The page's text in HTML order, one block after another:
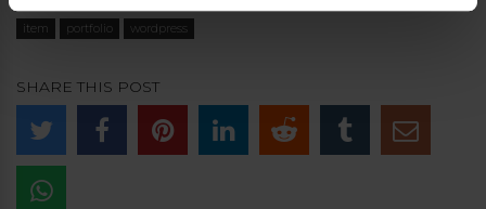
item portfolio wordpress
SHARE THIS POST